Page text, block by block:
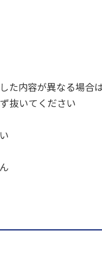
た内容が異なる場
抜いてください